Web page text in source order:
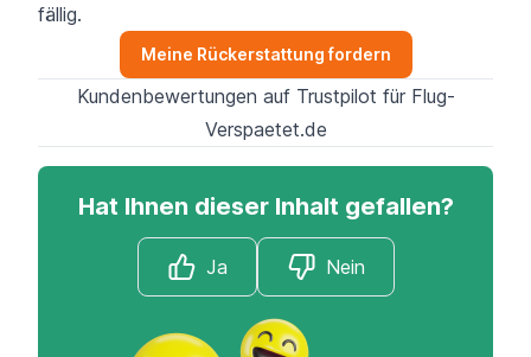
fällig.
Meine Rückerstattung fordern
Kundenbewertungen auf Trustpilot für Flug-
Verspaetet.de
Hat Ihnen dieser Inhalt gefallen?
Ja Nein